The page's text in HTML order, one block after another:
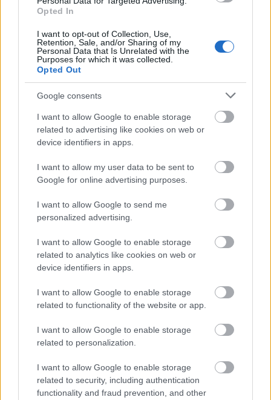
Opted In
I want to opt-out of Collection, Use,
Retention, Sale, and/or Sharing of my
Personal Data that Is Unrelated with the
Purposes for which it was collected.
Opted Out
Google consents
I want to allow Google to enable storage
related to advertising like cookies on web or
device identifiers in apps.
I want to allow my user data to be sent to
Google for online advertising purposes.
I want to allow Google to send me
personalized advertising.
I want to allow Google to enable storage
related to analytics like cookies on web or
device identifiers in apps.
I want to allow Google to enable storage
related to functionality of the website or app.
I want to allow Google to enable storage
related to personalization.
I want to allow Google to enable storage
related to security, including authentication
functionality and fraud prevention, and other
Διαβάζονται αυτή τη στιγμή
Τράπεζες: Στα 55,5 εκατ. ευρώ ο λογαριασμός
από τα δάνεια του ν. Κατσέλη
Νέο Χωροταξικό Τουρισμού: Οι νέες «κόκκινες
γραμμές» για το περιβάλλον και τι αλλάζει σε
ξενοδοχεία, νησιά και επενδύσεις
ελληνικής βιομηχανίας